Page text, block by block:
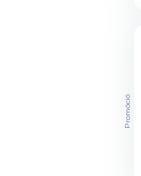
Promóció